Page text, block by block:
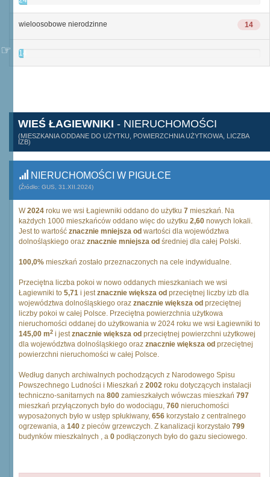
14
wieloosobowe nierodzinne
14
WIEŚ ŁAGIEWNIKI - NIERUCHOMOŚCI
(MIESZKANIA ODDANE DO UŻYTKU, POWIERZCHNIA UŻYTKOWA, LICZBA
IZB)
NIERUCHOMOŚCI W PIGUŁCE
(Źródło: GUS, 31.XII.2024)
W2024 roku we wsi Łagiewniki oddano do użytku 7 mieszkań. Na
każdych 1000 mieszkańców oddano więc do użytku 2,60 nowych lokali.
Jest to wartość znacznie mniejsza od wartości dla województwa
dolnośląskiego oraz znacznie mniejsza od średniej dla całej Polski.
100,0% mieszkań zostało przeznaczonych na cele indywidualne.
Przeciętna liczba pokoi w nowo oddanych mieszkaniach we wsi
Łagiewniki to 5,71 i jestznacznie większa od przeciętnej liczby izb dla
województwa dolnośląskiego oraz znacznie większa od przeciętnej
liczby pokoi w całej Polsce. Przeciętna powierzchnia użytkowa
nieruchomości oddanej do użytkowania w 2024 roku we wsi Łagiewniki to
145,00 m2 i jestznacznie większa od przeciętnej powierzchni użytkowej
dla województwa dolnośląskiego oraz znacznie większa od przeciętnej
powierzchni nieruchomości w całej Polsce.
Według danych archiwalnych pochodzących z Narodowego Spisu
Powszechnego Ludności i Mieszkań z 2002 roku dotyczących instalacji
techniczno-sanitarnych na 800 zamieszkałych wówczas mieszkań 797
mieszkań przyłączonych było do wodociągu, 760 nieruchomości
wyposażonych było w ustęp spłukiwany, 656 korzystało z centralnego
ogrzewania, a 140 z pieców grzewczych. Z kanalizacji korzystało 799
budynków mieszkalnych , a 0 podłączonych było do gazu sieciowego.